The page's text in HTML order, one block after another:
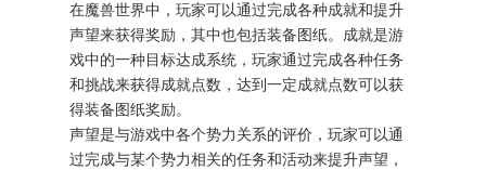
在魔兽世界中，玩家可以通过完成各种成就和提升
声望来获得奖励，其中也包括装备图纸。成就是游
戏中的一种目标达成系统，玩家通过完成各种任务
和挑战来获得成就点数，达到一定成就点数可以获
得装备图纸奖励。
声望是与游戏中各个势力关系的评价，玩家可以通
过完成与某个势力相关的任务和活动来提升声望，